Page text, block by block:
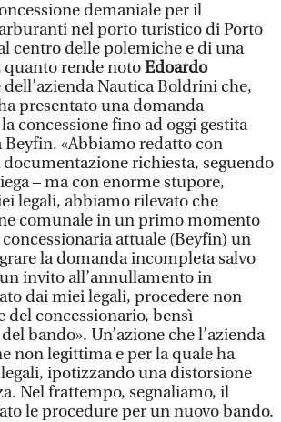
demaniale per il
nel porto turistico di Porto
centro delle polemiche e di una
quanto rende notoEdoardo
Nautica Boldrini che,
presentato una domanda
concessione fino ad oggi gestita
Beyfin. «Abbiamo redatto con
richiesta, seguendo
– ma con enorme stupore,
legali, abbiamo rilevato che
comunale in un primo momento
concessionaria attuale (Beyfin) un
la domanda incompleta salvo
invito all’annullamento in
dai miei legali, procedere non
del concessionario, bensì
bando». Un’azione che l’azienda
non legittima e per la quale ha
ipotizzando una distorsione
Nel frattempo, segnaliamo, il
le procedure per un nuovo bando.